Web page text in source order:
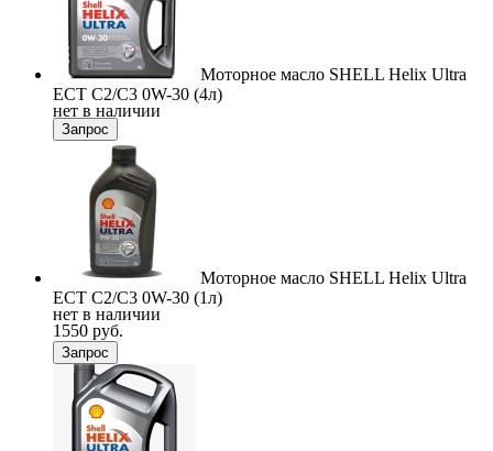
Моторное масло SHELL Helix Ultra
ECT C2/C3 0W-30 (4л)
нет в наличии
Запрос
Моторное масло SHELL Helix Ultra
ECT C2/C3 0W-30 (1л)
нет в наличии
1550 руб.
Запрос